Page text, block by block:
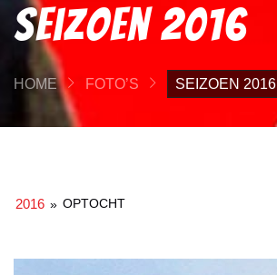
Seizoen 2016
HOME FOTO’S SEIZOEN 2016
2016 » OPTOCHT